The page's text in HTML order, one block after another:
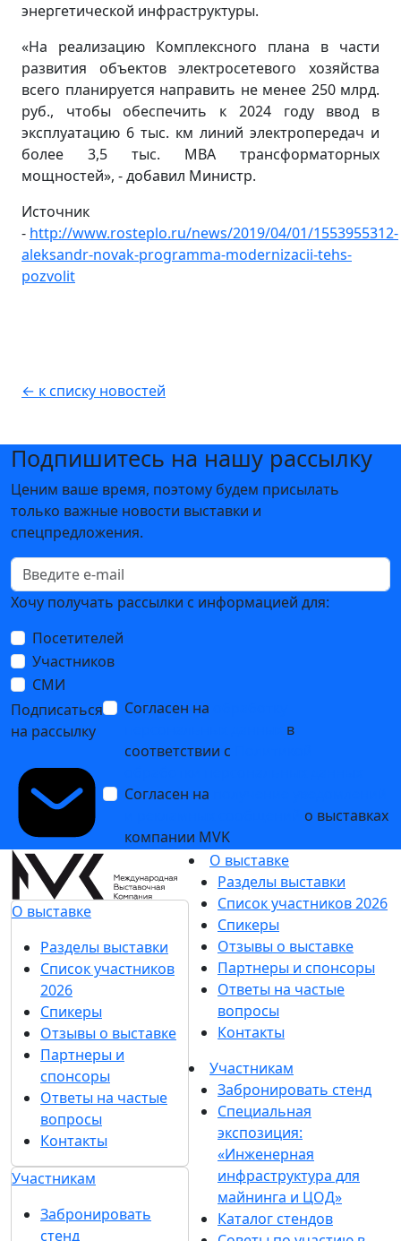
энергетической инфраструктуры.
«На реализацию Комплексного плана в части
развития объектов электросетевого хозяйства
всего планируется направить не менее 250 млрд.
руб., чтобы обеспечить к 2024 году ввод в
эксплуатацию 6 тыс. км линий электропередач и
более 3,5 тыс. МВА трансформаторных
мощностей», - добавил Министр.
Источник
- http://www.rosteplo.ru/news/2019/04/01/1553955312-
aleksandr-novak-programma-modernizacii-tehs-
pozvolit
← к списку новостей
Подпишитесь на нашу рассылку
Ценим ваше время, поэтому будем присылать
только важные новости выставки и
спецпредложения.
Хочу получать рассылки с информацией для:
Посетителей
Участников
СМИ
Подписаться
на рассылку
Согласен на
в
соответствии с
Согласен на
о выставках
компании MVK
О выставке
Разделы выставки
Список участников
2026
Спикеры
Отзывы о выставке
Партнеры и
спонсоры
Ответы на частые
вопросы
Контакты
Участникам
Забронировать
стенд
О выставке
Разделы выставки
Список участников 2026
Спикеры
Отзывы о выставке
Партнеры и спонсоры
Ответы на частые
вопросы
Контакты
Участникам
Забронировать стенд
Специальная
экспозиция:
«Инженерная
инфраструктура для
майнинга и ЦОД»
Каталог стендов